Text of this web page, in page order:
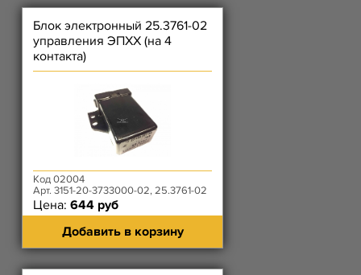
Блок электронный 25.3761-02
управления ЭПХХ (на 4
контакта)
Код 02004
Арт. 3151-20-3733000-02, 25.3761-02
Цена: 644 руб
Добавить в корзину